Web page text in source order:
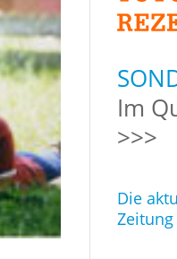
Im
>>>
Die
Zeitung